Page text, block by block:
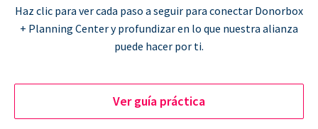
Haz clic para ver cada paso a seguir para conectar Donorbox
+ Planning Center y profundizar en lo que nuestra alianza
puede hacer por ti.
Ver guía práctica